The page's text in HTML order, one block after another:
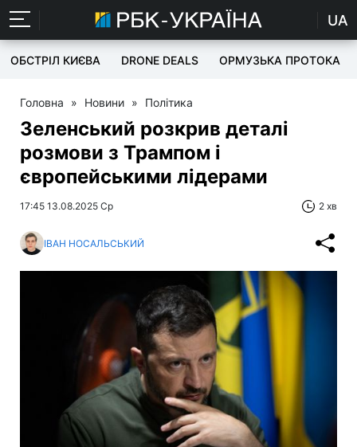
UA
ОБСТРІЛ КИЄВА DRONE DEALS ОРМУЗЬКА ПРОТОКА
Головна » Новини » Політика
Зеленський розкрив деталі
розмови з Трампом і
європейськими лідерами
17:45 13.08.2025 Ср 2 хв
ІВАН НОСАЛЬСЬКИЙ